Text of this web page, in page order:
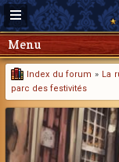
Menu
Index du forum » La
parc des festivités